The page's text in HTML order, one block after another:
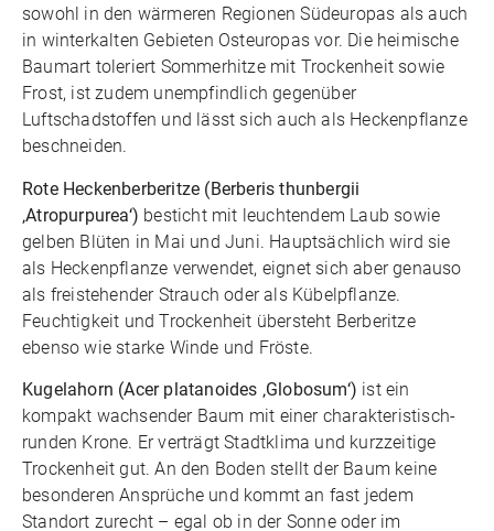
sowohl in den wärmeren Regionen Südeuropas als auch
in winterkalten Gebieten Osteuropas vor. Die heimische
Baumart toleriert Sommerhitze mit Trockenheit sowie
Frost, ist zudem unempfindlich gegenüber
Luftschadstoffen und lässt sich auch als Heckenpflanze
beschneiden.
Rote Heckenberberitze (Berberis thunbergii
‚Atropurpurea‘) besticht mit leuchtendem Laub sowie
gelben Blüten in Mai und Juni. Hauptsächlich wird sie
als Heckenpflanze verwendet, eignet sich aber genauso
als freistehender Strauch oder als Kübelpflanze.
Feuchtigkeit und Trockenheit übersteht Berberitze
ebenso wie starke Winde und Fröste.
Kugelahorn (Acer platanoides ‚Globosum‘) ist ein
kompakt wachsender Baum mit einer charakteristisch-
runden Krone. Er verträgt Stadtklima und kurzzeitige
Trockenheit gut. An den Boden stellt der Baum keine
besonderen Ansprüche und kommt an fast jedem
Standort zurecht – egal ob in der Sonne oder im